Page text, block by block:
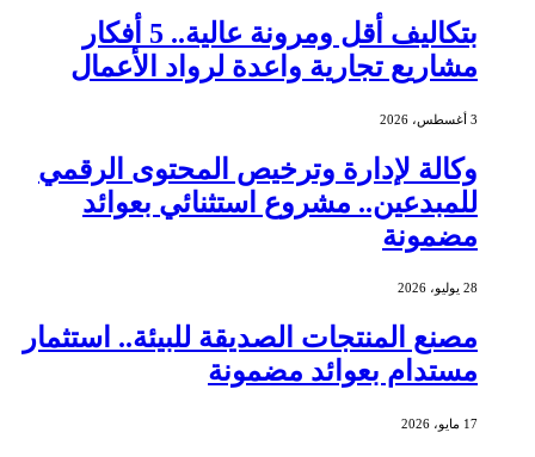
بتكاليف أقل ومرونة عالية.. 5 أفكار
مشاريع تجارية واعدة لرواد الأعمال
3 أغسطس، 2026
وكالة لإدارة وترخيص المحتوى الرقمي
للمبدعين.. مشروع استثنائي بعوائد
مضمونة
28 يوليو، 2026
مصنع المنتجات الصديقة للبيئة.. استثمار
مستدام بعوائد مضمونة
17 مايو، 2026